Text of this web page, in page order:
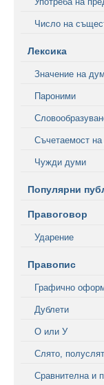
Число на
Лексика
Значение на
Пароними
Съчетаемост
Чужди думи
Популярни
Правоговор
Ударение
Правопис
Графично
Дублети
О или У
Слято,
Сравнителна и